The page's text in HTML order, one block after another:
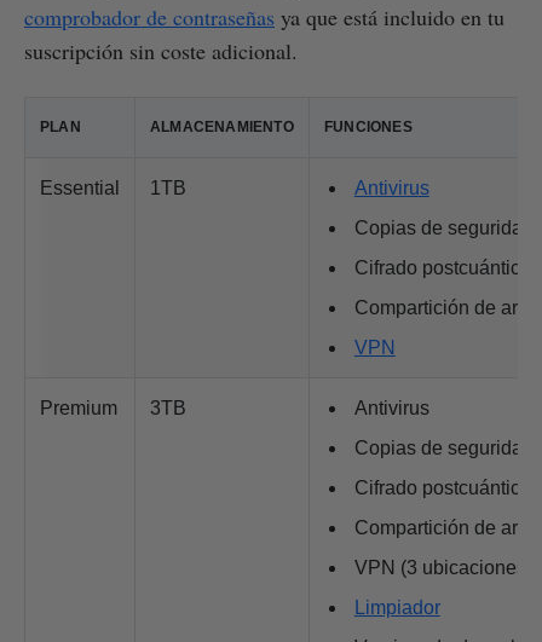
comprobador de contraseñas ya que está incluido en tu
suscripción sin coste adicional.
PLAN ALMACENAMIENTO FUNCIONES
Essential 1TB
Antivirus
Copias de seguridad
Cifrado postcuántico
Compartición de
VPN
Premium 3TB
Antivirus
Copias de seguridad
Cifrado postcuántico
Compartición de
VPN (3 ubicaciones)
Limpiador